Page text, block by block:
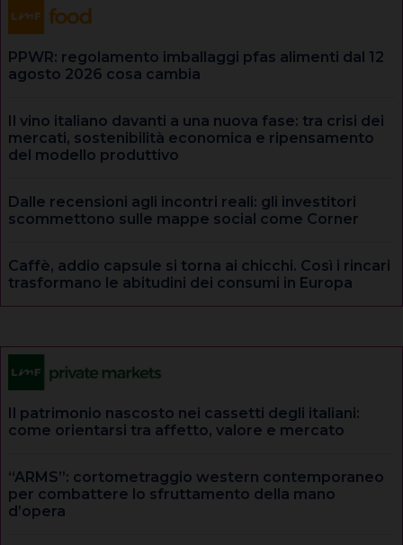
PPWR: regolamento imballaggi pfas alimenti dal 12
agosto 2026 cosa cambia
Il vino italiano davanti a una nuova fase: tra crisi dei
mercati, sostenibilità economica e ripensamento
del modello produttivo
Dalle recensioni agli incontri reali: gli investitori
scommettono sulle mappe social come Corner
Caffè, addio capsule si torna ai chicchi. Così i rincari
trasformano le abitudini dei consumi in Europa
Il patrimonio nascosto nei cassetti degli italiani:
come orientarsi tra affetto, valore e mercato
“ARMS”: cortometraggio western contemporaneo
per combattere lo sfruttamento della mano
d’opera